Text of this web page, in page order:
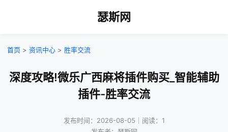
瑟斯网
首页 > 资讯中心 > 胜率交流
深度攻略!微乐广西麻将插件购买_智能辅助
插件-胜率交流
发布时间：2026-08-05｜阅读：1